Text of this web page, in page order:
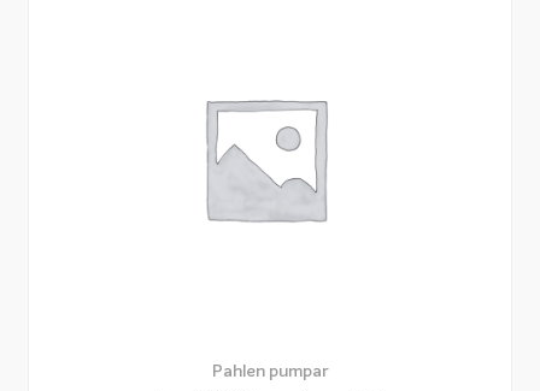
Pahlen pumpar